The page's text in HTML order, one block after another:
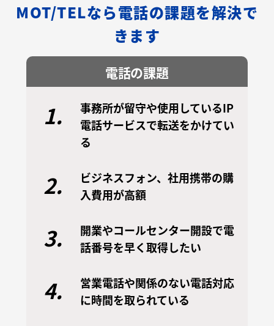
MOT/TELなら電話の課題を解決で
きます
電話の課題
1.
事務所が留守や使用しているIP
電話サービスで転送をかけてい
る
2.
ビジネスフォン、社用携帯の購
入費用が高額
3.
開業やコールセンター開設で電
話番号を早く取得したい
4.
営業電話や関係のない電話対応
に時間を取られている